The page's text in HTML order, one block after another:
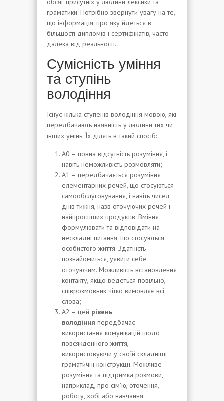
граматики. Потрібно звернути увагу на те,
що інформація, про яку йдеться в
більшості дипломів і сертифікатів, часто
далека від реальності.
Сумісність уміння
та ступінь
володіння
Існує кілька ступенів володіння мовою, які
передбачають наявність у людини тих чи
інших умінь. Їх ділять в такий спосіб:
А0 – повна відсутність розуміння, і
навіть неможливість розмовляти;
А1 – передбачається розуміння
елементарних речей, що стосуються
самообслуговування, і навіть чисел,
днів тижня, назв оточуючих речей і
найпростіших продуктів. Вміння
формулювати та відповідати на
нескладні питання, що стосуються
особистого життя. Здатність
познайомиться, уявити себе
оточуючим. Можливість встановлення
контакту, якщо ведеться повільно,
співрозмовник чітко вимовляє всі
слова;
А2 – цей рівень
володіння передбачає
використання комунікацій щодо
повсякденного життя,
використовуючи у своїй складніші
граматичні конструкції. Можливе
розуміння та підтримка розмови,
наприклад, про сім'ю, оточення,
роботу, хобі або навчання